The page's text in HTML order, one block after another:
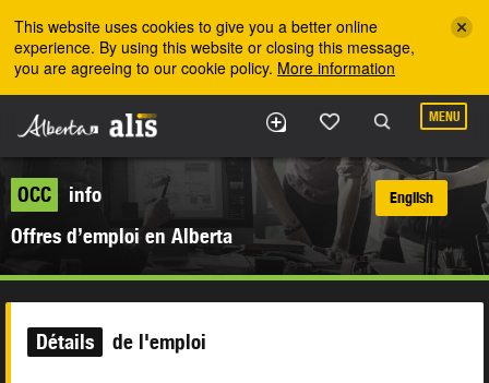
This website uses cookies to give you a better online
experience. By using this website or closing this message,
you are agreeing to our cookie policy. More information
MENU
OCC
info
Offres d’emploi en Alberta
English
Détails de l'emploi